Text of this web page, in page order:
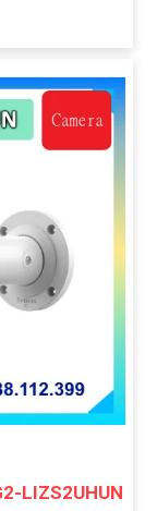
LIZS2UHUN